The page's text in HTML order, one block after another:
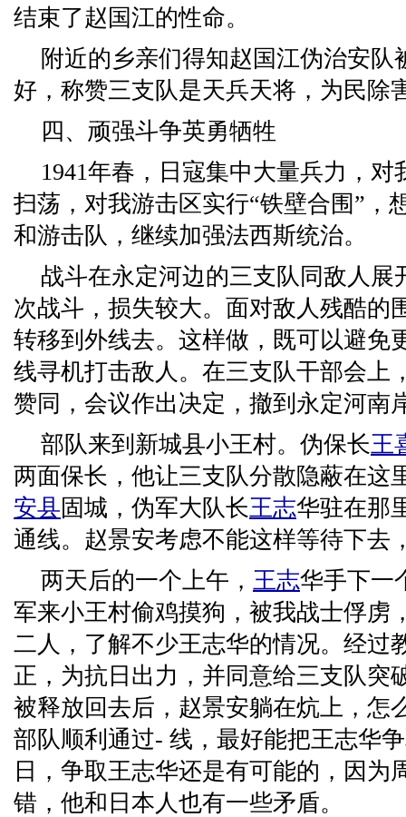
结束了赵国江的性命。
附近的乡亲们得知赵国江伪治安队
好，称赞三支队是天兵天将，为民除
四、顽强斗争英勇牺牲
1941年春，日寇集中大量兵力，
扫荡，对我游击区实行“铁壁合围”，
和游击队，继续加强法西斯统治。
战斗在永定河边的三支队同敌人展
次战斗，损失较大。面对敌人残酷的
转移到外线去。这样做，既可以避免
线寻机打击敌人。在三支队干部会上
赞同，会议作出决定，撤到永定河南
部队来到新城县小王村。伪保长王
两面保长，他让三支队分散隐蔽在这
安县固城，伪军大队长王志华驻在那
通线。赵景安考虑不能这样等待下去
两天后的一个上午， 王志华手下一
军来小王村偷鸡摸狗，被我战士俘虏
二人，了解不少王志华的情况。经过
正，为抗日出力，并同意给三支队突
被释放回去后，赵景安躺在炕上，怎
部队顺利通过- 线，最好能把王志华
日，争取王志华还是有可能的，因为
错，他和日本人也有一些矛盾。